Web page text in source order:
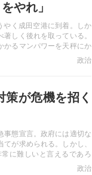
やれ」
やく成田空港に到着。しか
しく後れを取っている。
かるマンパワーを天秤にか
、指導者がとるべき説話
政治
策が危機を招く
事態宣言。政府には適切な
が求められる。しかし、
に難しいと言えるであろ
政治